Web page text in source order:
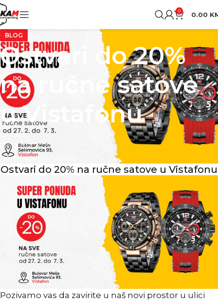
0 0.00
BLOG
Ostvari do 20%
na ručne satove
u Vistafonu
urednik
On 27.02.2024.
Komentari isključeni
Ostvari do 20% na ručne satove u Vistafonu
Pozivamo vas da zavirite u naš novi prostor u ulici